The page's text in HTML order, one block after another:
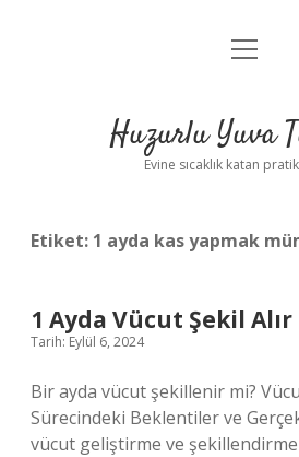
Anasayfa
Yasal Uyarı
menüyü
Huzurlu Yuva
Evine sıcaklık katan
Etiket: 1 ayda kas yapmak
1 Ayda Vücut Şekil Alır
Tarih: Eylül 6, 2024
Bir ayda vücut şekillenir mi?
Sürecindeki Beklentiler ve
vücut geliştirme ve şekillendirme